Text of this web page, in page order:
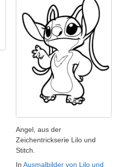
Angel, aus der
Zeichentrickserie Lilo und
Stitch.
In Ausmalbilder von Lilo und